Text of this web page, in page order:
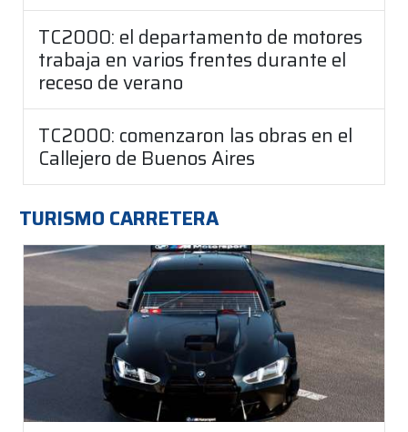
TC2000: el departamento de motores
trabaja en varios frentes durante el
receso de verano
TC2000: comenzaron las obras en el
Callejero de Buenos Aires
TURISMO CARRETERA